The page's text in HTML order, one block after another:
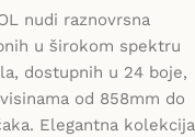
nudi raznovrsna
u širokom spektru
dostupnih u 24 boje,
od 858mm do
Elegantna kolekcija